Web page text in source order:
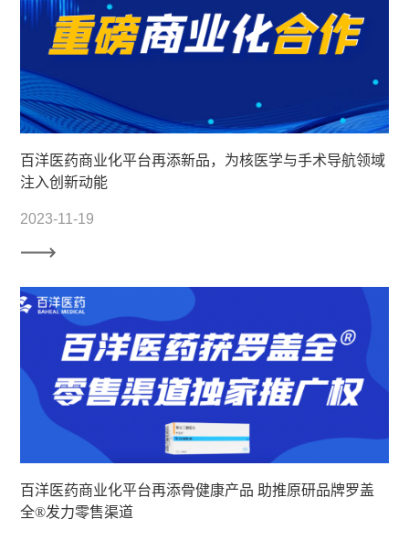
百洋医药商业化平台再添新品，为核医学与手术导航领域
注入创新动能
2023-11-19
百洋医药商业化平台再添骨健康产品 助推原研品牌罗盖
全®发力零售渠道